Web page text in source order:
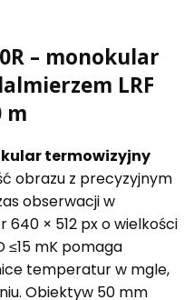
– monokular
LRF
m
termowizyjny
obrazu z precyzyjnym
obserwacji w
640 × 512 px o wielkości
≤15 mK pomaga
temperatur w mgle,
Obiektyw 50 mm